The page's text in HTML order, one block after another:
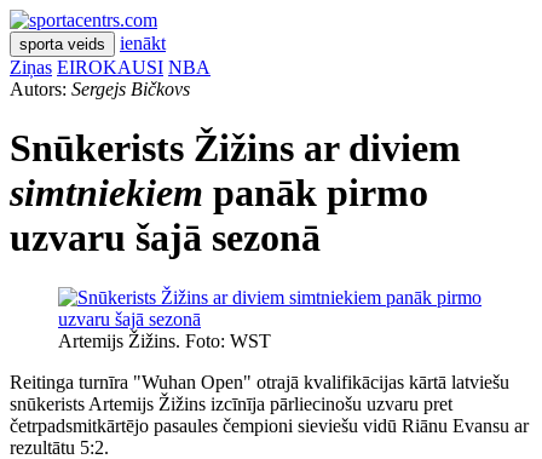
sporta veids
ienākt
Ziņas EIROKAUSI NBA
Autors: Sergejs Bičkovs
Snūkerists Žižins ar diviem
simtniekiem panāk pirmo
uzvaru šajā sezonā
Artemijs Žižins. Foto: WST
Reitinga turnīra "Wuhan Open" otrajā kvalifikācijas kārtā latviešu
snūkerists Artemijs Žižins izcīnīja pārliecinošu uzvaru pret
četrpadsmitkārtējo pasaules čempioni sieviešu vidū Riānu Evansu ar
rezultātu 5:2.